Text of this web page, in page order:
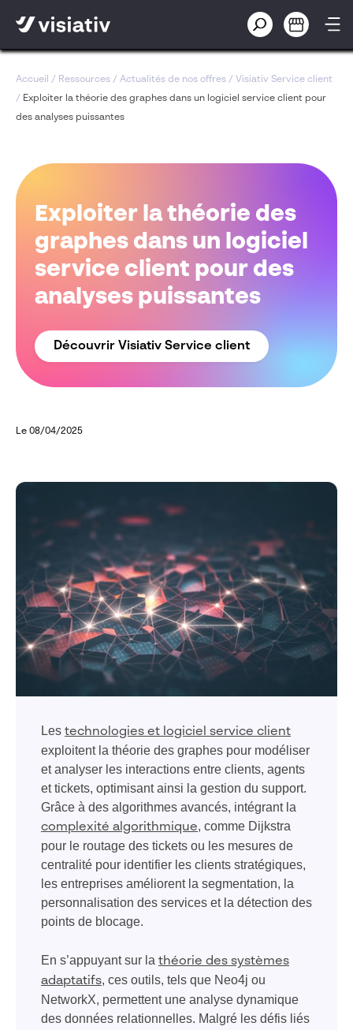
Accueil / Ressources / Actualités de nos offres / Visiativ Service client
/ Exploiter la théorie des graphes dans un logiciel service client pour
des analyses puissantes
Exploiter la théorie des
graphes dans un logiciel
service client pour des
analyses puissantes
Découvrir Visiativ Service client
Le 08/04/2025
Les technologies et logiciel service client
exploitent la théorie des graphes pour modéliser
et analyser les interactions entre clients, agents
et tickets, optimisant ainsi la gestion du support.
Grâce à des algorithmes avancés, intégrant la
complexité algorithmique, comme Dijkstra
pour le routage des tickets ou les mesures de
centralité pour identifier les clients stratégiques,
les entreprises améliorent la segmentation, la
personnalisation des services et la détection des
points de blocage.
En s’appuyant sur la théorie des systèmes
adaptatifs, ces outils, tels que Neo4j ou
NetworkX, permettent une analyse dynamique
des données relationnelles. Malgré les défis liés